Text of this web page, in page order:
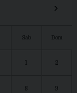
›
Sab Dom
2
8 9